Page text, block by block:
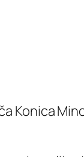
Konica